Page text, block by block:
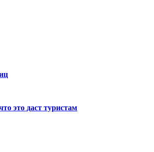
это даст туристам